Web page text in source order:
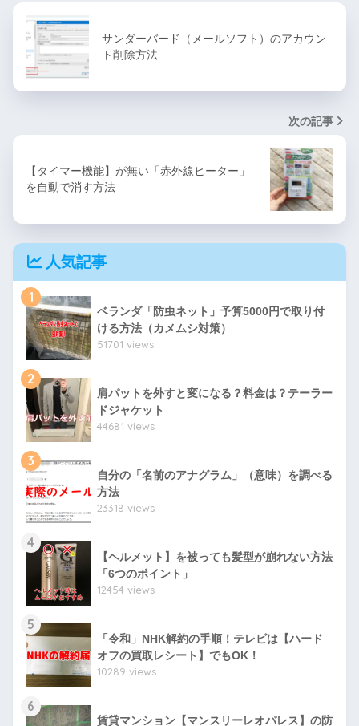
サンダーバード（メールソフト）のアカウン
ト削除方法
次の記事
【タイマー機能】が無い「赤外線ヒーター」
を自動で消す方法
人気記事
1
ベランダ「防虫ネット」予算5000円で取り付
ける方法（カメムシ対策）
51701 views
2
肩パットを外すと変になる？料金は？テーラー
ドジャケット
44681 views
3
自分の「名前のアナグラム」（意味）を調べる
方法
23318 views
4
【ヘルメット】を被っても髪型が崩れない方法
「6つのポイント」
12454 views
5
「令和」NHK解約の手順！テレビは【ハード
オフの買取レシート】でもOK！
10289 views
6
賃貸マンション【マンスリーレオパレス】の防